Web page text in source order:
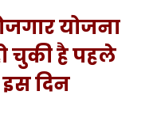
योजना
चुकी है पहले
दिन